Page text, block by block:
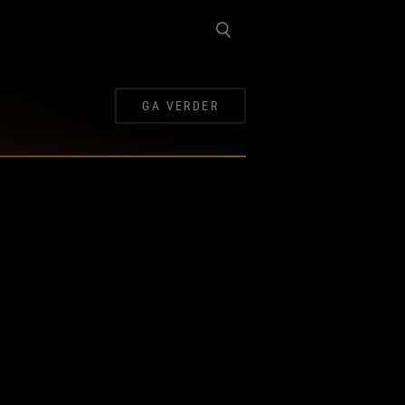
GA VERDER